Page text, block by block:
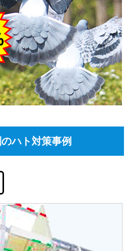
ハト対策事例